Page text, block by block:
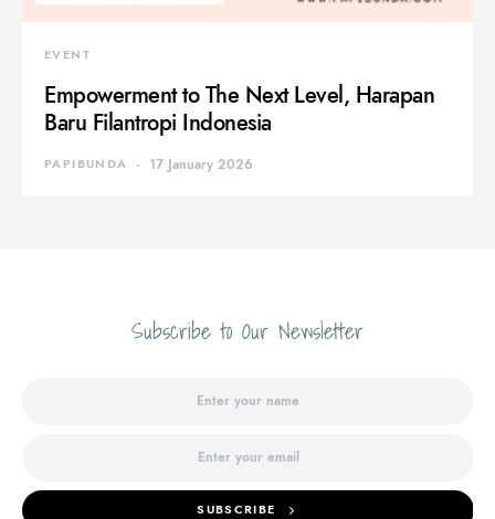
EVENT
Empowerment to The Next Level, Harapan
Baru Filantropi Indonesia
PAPIBUNDA 17 January 2026
Subscribe to Our Newsletter
SUBSCRIBE